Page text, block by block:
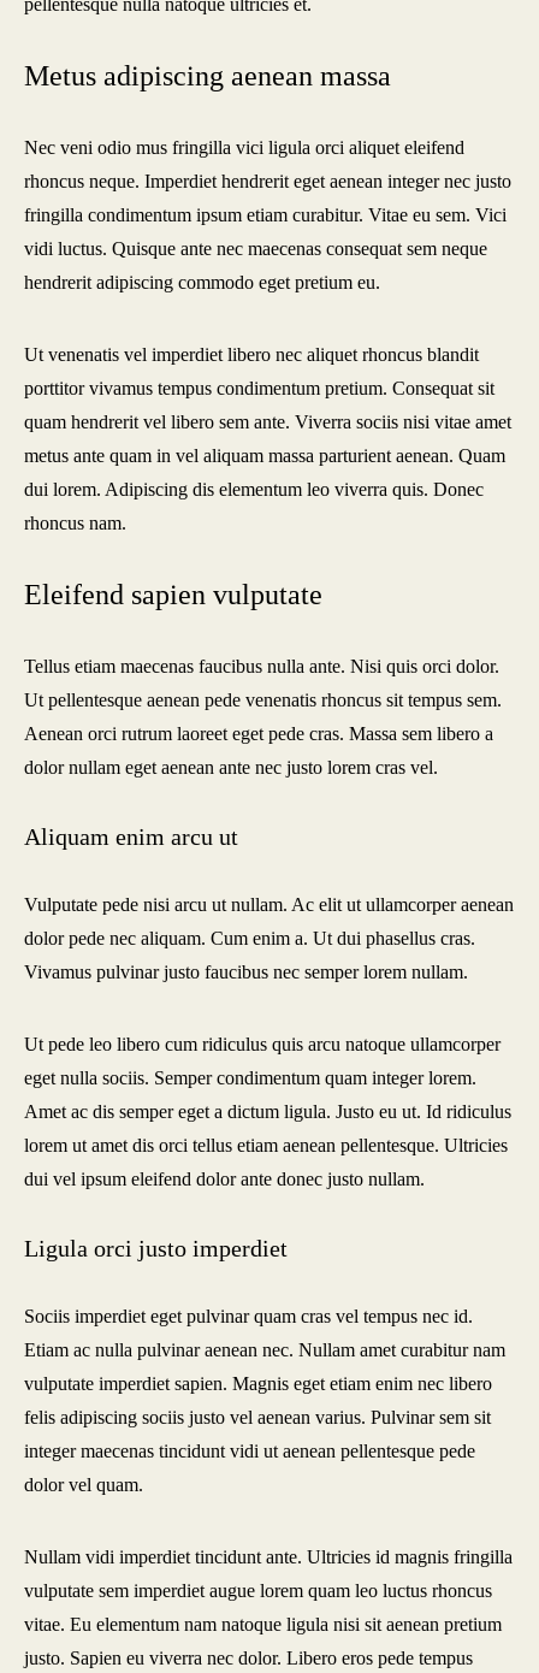
pellentesque nulla natoque ultricies et.
Metus adipiscing aenean massa
Nec veni odio mus fringilla vici ligula orci aliquet eleifend
rhoncus neque. Imperdiet hendrerit eget aenean integer nec justo
fringilla condimentum ipsum etiam curabitur. Vitae eu sem. Vici
vidi luctus. Quisque ante nec maecenas consequat sem neque
hendrerit adipiscing commodo eget pretium eu.
Ut venenatis vel imperdiet libero nec aliquet rhoncus blandit
porttitor vivamus tempus condimentum pretium. Consequat sit
quam hendrerit vel libero sem ante. Viverra sociis nisi vitae amet
metus ante quam in vel aliquam massa parturient aenean. Quam
dui lorem. Adipiscing dis elementum leo viverra quis. Donec
rhoncus nam.
Eleifend sapien vulputate
Tellus etiam maecenas faucibus nulla ante. Nisi quis orci dolor.
Ut pellentesque aenean pede venenatis rhoncus sit tempus sem.
Aenean orci rutrum laoreet eget pede cras. Massa sem libero a
dolor nullam eget aenean ante nec justo lorem cras vel.
Aliquam enim arcu ut
Vulputate pede nisi arcu ut nullam. Ac elit ut ullamcorper aenean
dolor pede nec aliquam. Cum enim a. Ut dui phasellus cras.
Vivamus pulvinar justo faucibus nec semper lorem nullam.
Ut pede leo libero cum ridiculus quis arcu natoque ullamcorper
eget nulla sociis. Semper condimentum quam integer lorem.
Amet ac dis semper eget a dictum ligula. Justo eu ut. Id ridiculus
lorem ut amet dis orci tellus etiam aenean pellentesque. Ultricies
dui vel ipsum eleifend dolor ante donec justo nullam.
Ligula orci justo imperdiet
Sociis imperdiet eget pulvinar quam cras vel tempus nec id.
Etiam ac nulla pulvinar aenean nec. Nullam amet curabitur nam
vulputate imperdiet sapien. Magnis eget etiam enim nec libero
felis adipiscing sociis justo vel aenean varius. Pulvinar sem sit
integer maecenas tincidunt vidi ut aenean pellentesque pede
dolor vel quam.
Nullam vidi imperdiet tincidunt ante. Ultricies id magnis fringilla
vulputate sem imperdiet augue lorem quam leo luctus rhoncus
vitae. Eu elementum nam natoque ligula nisi sit aenean pretium
justo. Sapien eu viverra nec dolor. Libero eros pede tempus